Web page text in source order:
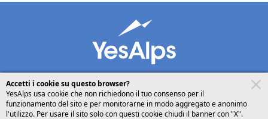
desktop seguici su condividi
Accetti i cookie su questo browser?
YesAlps usa cookie che non richiedono il tuo consenso per il
funzionamento del sito e per monitorarne in modo aggregato e anonimo
l'utilizzo. Per usare il sito solo con questi cookie chiudi il banner con "X".